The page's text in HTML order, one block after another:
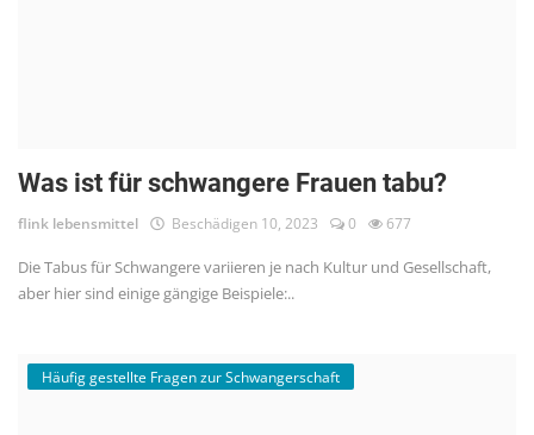
Was ist für schwangere Frauen tabu?
flink lebensmittel Beschädigen 10, 2023 0 677
Die Tabus für Schwangere variieren je nach Kultur und Gesellschaft,
aber hier sind einige gängige Beispiele:..
Häufig gestellte Fragen zur Schwangerschaft